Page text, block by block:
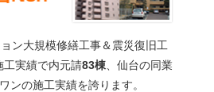
ン大規模修繕工事＆震災復旧工
工実績で内元請83棟、仙台の同業
ンの施工実績を誇ります。